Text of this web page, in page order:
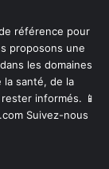
référence pour
proposons une
les domaines
santé, de la
informés. 📱
Suivez-nous